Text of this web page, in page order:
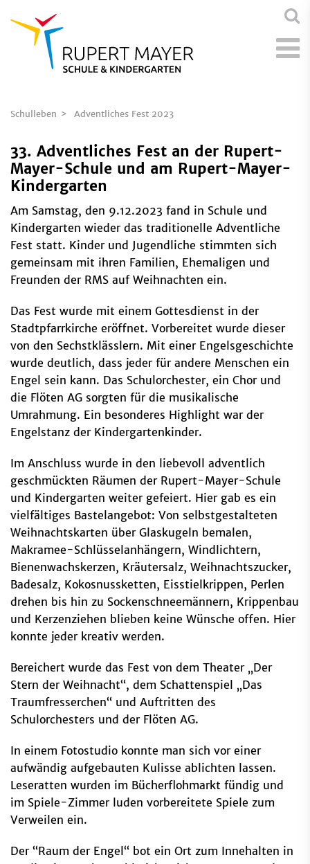
Schulleben Adventliches Fest 2023
33. Adventliches Fest an der Rupert-
Mayer-Schule und am Rupert-Mayer-
Kindergarten
Am Samstag, den 9.12.2023 fand in Schule und
Kindergarten wieder das traditionelle Adventliche
Fest statt. Kinder und Jugendliche stimmten sich
gemeinsam mit ihren Familien, Ehemaligen und
Freunden der RMS auf Weihnachten ein.
Das Fest wurde mit einem Gottesdienst in der
Stadtpfarrkirche eröffnet. Vorbereitet wurde dieser
von den Sechstklässlern. Mit einer Engelsgeschichte
wurde deutlich, dass jeder für andere Menschen ein
Engel sein kann. Das Schulorchester, ein Chor und
die Flöten AG sorgten für die musikalische
Umrahmung. Ein besonderes Highlight war der
Engelstanz der Kindergartenkinder.
Im Anschluss wurde in den liebevoll adventlich
geschmückten Räumen der Rupert-Mayer-Schule
und Kindergarten weiter gefeiert. Hier gab es ein
vielfältiges Bastelangebot: Von selbstgestalteten
Weihnachtskarten über Glaskugeln bemalen,
Makramee-Schlüsselanhängern, Windlichtern,
Bienenwachskerzen, Kräutersalz, Weihnachtszucker,
Badesalz, Kokosnussketten, Eisstielkrippen, Perlen
drehen bis hin zu Sockenschneemännern, Krippenbau
und Kerzenziehen blieben keine Wünsche offen. Hier
konnte jeder kreativ werden.
Bereichert wurde das Fest von dem Theater „Der
Stern der Weihnacht“, dem Schattenspiel „Das
Traumfresserchen“ und Auftritten des
Schulorchesters und der Flöten AG.
In einem Fotostudio konnte man sich vor einer
aufwändig aufgebauten Kulisse ablichten lassen.
Leseratten wurden im Bücherflohmarkt fündig und
im Spiele-Zimmer luden vorbereitete Spiele zum
Verweilen ein.
Der “Raum der Engel“ bot ein Ort zum Innehalten in